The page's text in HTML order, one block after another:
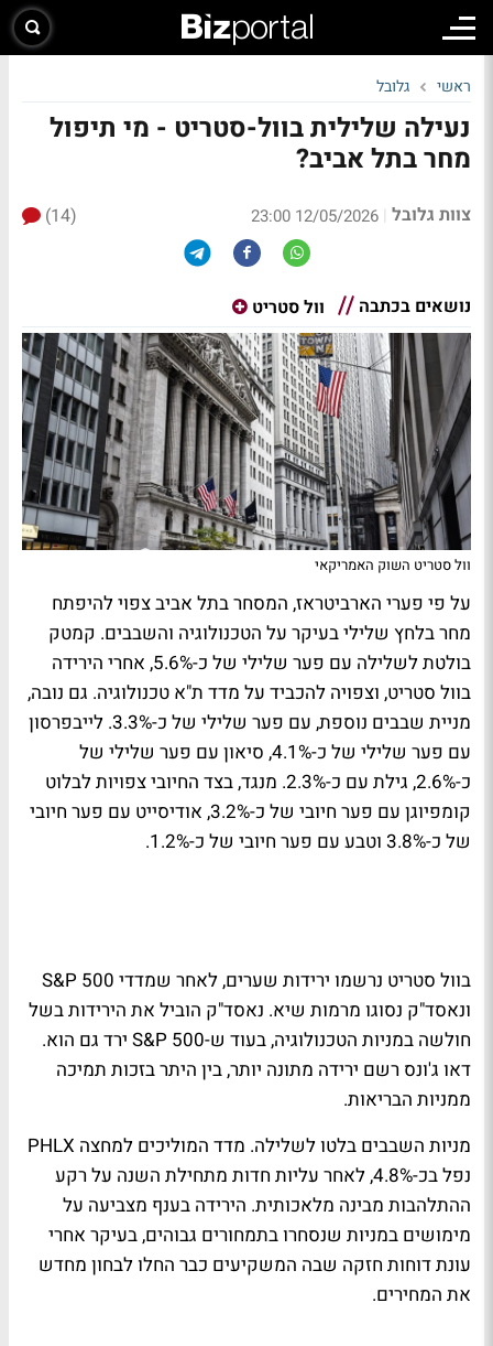
ראשי גלובל
נעילה שלילית בוול-סטריט - מי תיפול
מחר בתל אביב?
צוות גלובל |
12/05/2026 23:00
(14)
נושאים בכתבה וול סטריט
וול סטריט השוק האמריקאי
על פי פערי הארביטראז, המסחר בתל אביב צפוי להיפתח
מחר בלחץ שלילי בעיקר על הטכנולוגיה והשבבים. קמטק
בולטת לשלילה עם פער שלילי של כ-5.6%, אחרי הירידה
בוול סטריט, וצפויה להכביד על מדד ת"א טכנולוגיה. גם נובה,
מניית שבבים נוספת, עם פער שלילי של כ-3.3%. לייבפרסון
עם פער שלילי של כ-4.1%, סיאון עם פער שלילי של
כ-2.6%, גילת עם כ-2.3%. מנגד, בצד החיובי צפויות לבלוט
קומפיוגן עם פער חיובי של כ-3.2%, אודיסייט עם פער חיובי
של כ-3.8% וטבע עם פער חיובי של כ-1.2%.
בוול סטריט נרשמו ירידות שערים, לאחר שמדדי S&P 500
ונאסד"ק נסוגו מרמות שיא. נאסד"ק הוביל את הירידות בשל
חולשה במניות הטכנולוגיה, בעוד ש-S&P 500 ירד גם הוא.
דאו ג'ונס רשם ירידה מתונה יותר, בין היתר בזכות תמיכה
ממניות הבריאות.
מניות השבבים בלטו לשלילה. מדד המוליכים למחצה PHLX
נפל בכ-4.8%, לאחר עליות חדות מתחילת השנה על רקע
ההתלהבות מבינה מלאכותית. הירידה בענף מצביעה על
מימושים במניות שנסחרו בתמחורים גבוהים, בעיקר אחרי
עונת דוחות חזקה שבה המשקיעים כבר החלו לבחון מחדש
את המחירים.